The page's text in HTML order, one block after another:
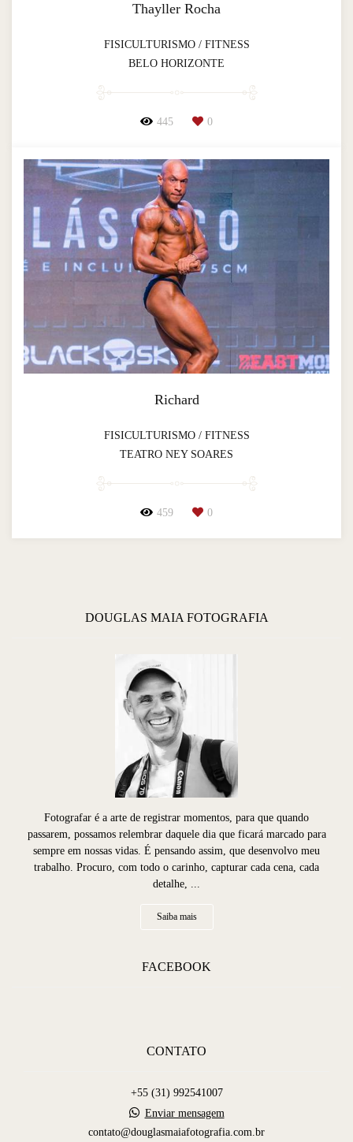
Thayller Rocha
FISICULTURISMO / FITNESS
BELO HORIZONTE
445 0
Richard
FISICULTURISMO / FITNESS
TEATRO NEY SOARES
459 0
DOUGLAS MAIA FOTOGRAFIA
Fotografar é a arte de registrar momentos, para que quando
passarem, possamos relembrar daquele dia que ficará marcado para
sempre em nossas vidas. É pensando assim, que desenvolvo meu
trabalho. Procuro, com todo o carinho, capturar cada cena, cada
detalhe, ...
Saiba mais
FACEBOOK
CONTATO
+55 (31) 992541007
Enviar mensagem
contato@douglasmaiafotografia.com.br